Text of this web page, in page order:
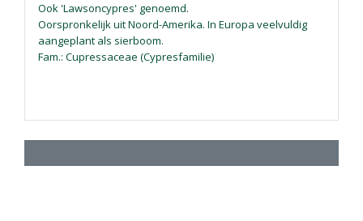
Ook 'Lawsoncypres' genoemd.
Oorspronkelijk uit Noord-Amerika. In Europa veelvuldig
aangeplant als sierboom.
Fam.: Cupressaceae (Cypresfamilie)